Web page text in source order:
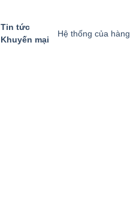
Tin tức
Khuyến mại
Hệ thống của hàng